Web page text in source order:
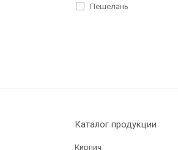
Пешелань
Каталог продукции
Кирпич